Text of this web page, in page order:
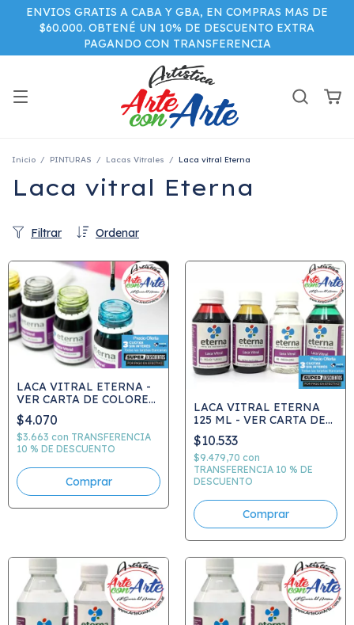
ENVIOS GRATIS A CABA Y GBA, EN COMPRAS MAS DE
$60.000. OBTENÉ UN 10% DE DESCUENTO EXTRA
PAGANDO CON TRANSFERENCIA
Inicio / PINTURAS / Lacas Vitrales / Laca vitral Eterna
Laca vitral Eterna
Ordenar
Filtrar
LACA VITRAL ETERNA -
VER CARTA DE COLORES
- ELEGIR COLOR
$4.070
$3.663 con TRANSFERENCIA
10 % DE DESCUENTO
Comprar
LACA VITRAL ETERNA
125 ML - VER CARTA DE
COLORES -ELEGIR
COLOR
$10.533
$9.479,70 con
TRANSFERENCIA 10 % DE
DESCUENTO
Comprar